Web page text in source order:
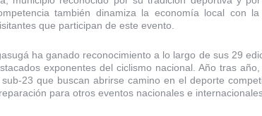
también dinamiza la economía local con
que participan de este evento.
ha ganado reconocimiento a lo largo de sus 29
exponentes del ciclismo nacional. Año tras
23 que buscan abrirse camino en el deporte
para otros eventos nacionales e